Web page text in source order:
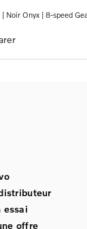
| Noir Onyx | 8-speed
essai
offre